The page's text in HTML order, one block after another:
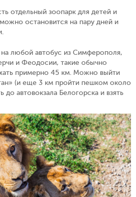
отдельный зоопарк для детей и
остановится на пару дней и
любой автобус из Симферополя,
и Феодосии, такие обычно
примерно 45 км. Можно выйти
(и еще 3 км пройти пешком около
автовокзала Белогорска и взять